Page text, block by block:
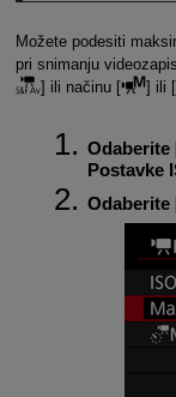
Možete podesiti
pri snimanju
] ili načinu [
] ili [
Odaberite
Postavke
Odaberite